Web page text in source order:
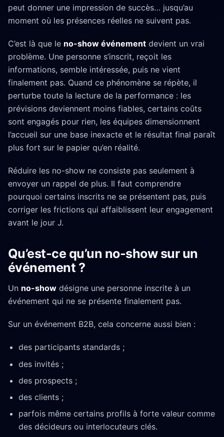
peut donner une impression de succès… jusqu’au
moment où les présences réelles ne suivent pas.
C’est là que le no-show événement devient un vrai
problème. Une personne s’inscrit, reçoit les
informations, semble intéressée, puis ne vient
finalement pas. Quand ce phénomène se répète, il
perturbe toute la lecture de la performance : les
prévisions deviennent moins fiables, certains coûts
sont engagés pour rien, les équipes dimensionnent
l’accueil sur une base inexacte et le résultat final paraît
plus fort sur le papier qu’en réalité.
Réduire les no-show ne consiste pas seulement à
envoyer un rappel de plus. Il faut comprendre
pourquoi certains inscrits ne se présentent pas, puis
corriger les frictions qui affaiblissent leur engagement
avant le jour J.
Qu’est-ce qu’un no-show sur un
événement ?
Un no-show désigne une personne inscrite à un
événement qui ne se présente finalement pas.
Sur un événement B2B, cela concerne aussi bien :
des participants standards ;
des invités ;
des prospects ;
des clients ;
parfois même certains profils à forte valeur comme
des décideurs ou interlocuteurs clés.